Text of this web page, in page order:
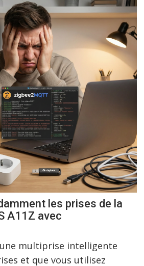
les prises de la
A11Z avec
une multiprise intelligente
et que vous utilisez